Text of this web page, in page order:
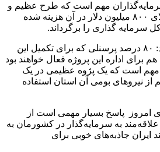
مهم است که طرح عظیم و
بزرگ صنعتی که رقمی بالای ۸۰۰ میلیون دلار در آن هزینه شده
رییس جمهوری تصریح کرد: ۸۰ درصد پرسنلی که برای تکمیل این
برای اداره این پروژه فعال خواهند بود
مهم است که یک پژوه عظیمی در یک
از نیروهای بومی آن استان استفاده
امروز پاسخ بسیار مهمی است از
به سرمایه‌گذار در کشورمان به
جاذبه‌های خوبی برای